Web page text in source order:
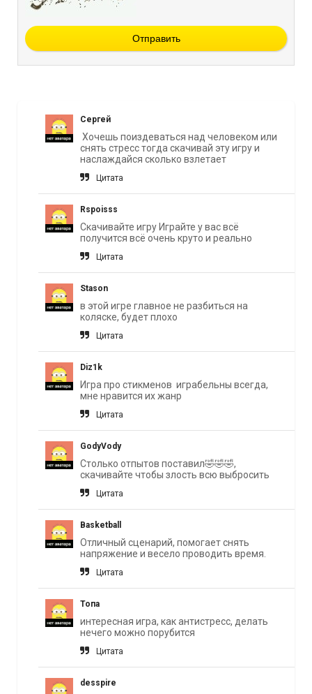
Отправить
Сергей
Хочешь поиздеваться над человеком или
снять стресс тогда скачивай эту игру и
наслаждайся сколько взлетает
Цитата
Rspoisss
Скачивайте игру Играйте у вас всё
получится всё очень круто и реально
Цитата
Stason
в этой игре главное не разбиться на
коляске, будет плохо
Цитата
Diz1k
Игра про стикменов играбельны всегда,
мне нравится их жанр
Цитата
GodyVody
Столько отпытов поставил🤣🤣🤣,
скачивайте чтобы злость всю выбросить
Цитата
Basketball
Отличный сценарий, помогает снять
напряжение и весело проводить время.
Цитата
Топа
интересная игра, как антистресс, делать
нечего можно порубится
Цитата
desspire